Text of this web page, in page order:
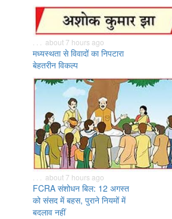
. . . about 7 hours ago
मध्यस्थता से विवादों का निपटारा
बेहतरीन विकल्प
. . . about 7 hours ago
FCRA संशोधन बिल: 12 अगस्त
को संसद में बहस, पुराने नियमों में
बदलाव नहीं